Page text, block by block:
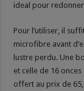
ideal pour
Pour l’utiliser, il
microfibre avant
lustre perdu. Une
et celle de 16
offert au prix de